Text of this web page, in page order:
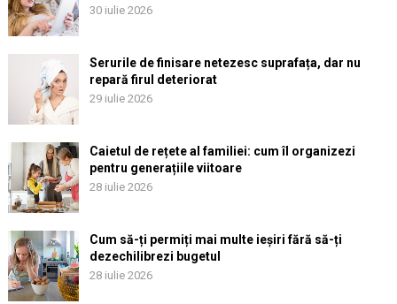
30 iulie 2026
Serurile de finisare netezesc suprafața, dar nu
repară firul deteriorat
29 iulie 2026
Caietul de rețete al familiei: cum îl organizezi
pentru generațiile viitoare
28 iulie 2026
Cum să-ți permiți mai multe ieșiri fără să-ți
dezechilibrezi bugetul
28 iulie 2026